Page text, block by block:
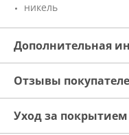
никель
Дополнительная
Отзывы
Уход за покрытием